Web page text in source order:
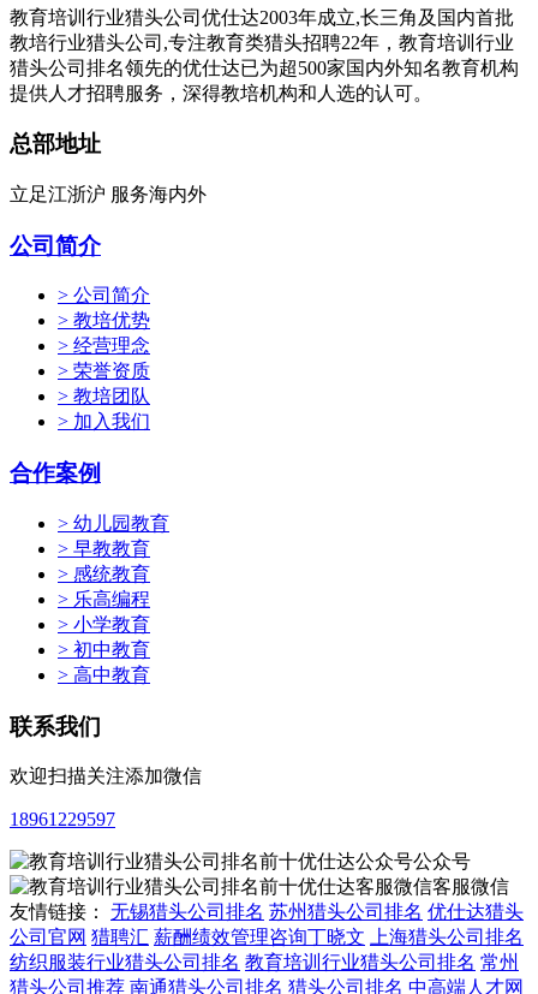
教育培训行业猎头公司优仕达2003年成立,长三角及国内首批
教培行业猎头公司,专注教育类猎头招聘22年，教育培训行业
猎头公司排名领先的优仕达已为超500家国内外知名教育机构
提供人才招聘服务，深得教培机构和人选的认可。
总部地址
立足江浙沪 服务海内外
公司简介
> 公司简介
> 教培优势
> 经营理念
> 荣誉资质
> 教培团队
> 加入我们
合作案例
> 幼儿园教育
> 早教教育
> 感统教育
> 乐高编程
> 小学教育
> 初中教育
> 高中教育
联系我们
欢迎扫描关注添加微信
18961229597
公众号
客服微信
友情链接： 无锡猎头公司排名 苏州猎头公司排名 优仕达猎头
公司官网 猎聘汇 薪酬绩效管理咨询丁晓文
上海猎头公司排名
纺织服装行业猎头公司排名 教育培训行业猎头公司排名 常州
猎头公司推荐 南通猎头公司排名 猎头公司排名 中高端人才网